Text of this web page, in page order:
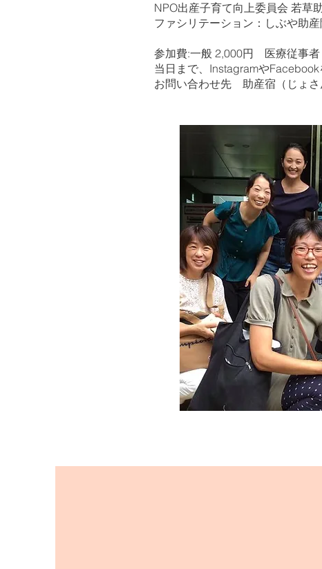
NPO出産子育て向上委員会 若草
ファシリテーション：しぶや助
参加費:一般 2,000円 医療従事
当日まで、Instagramや
お問い合わせ先 助産宿（じょさ